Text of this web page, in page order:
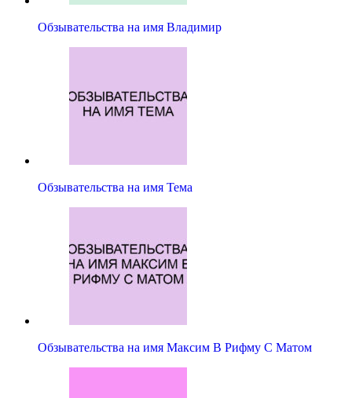
Обзывательства на имя Владимир
Обзывательства на имя Тема
Обзывательства на имя Максим В Рифму С Матом